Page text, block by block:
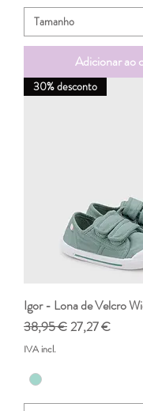
Adicionar ao
30% desconto
Igor - Lona de Velcro
Preço normal
38,95 €Preço
27,27 €
IVA incl.